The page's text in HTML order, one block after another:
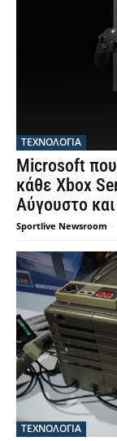
ΤΕΧΝΟΛΟΓΙΑ
Microsoft
κάθε Xbox
Αύγουστο
Sportlive Newsroom -
ΤΕΧΝΟΛΟΓΙΑ